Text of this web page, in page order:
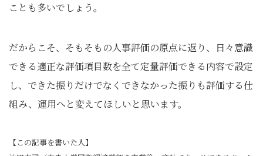
ことも多いでしょう。
だからこそ、そもそもの人事評価の原点に返り、日々意識
できる適正な評価項目数を全て定量評価できる内容で設定
し、できた振りだけでなくできなかった振りも評価する仕
組み、運用へと変えてほしいと思います。
【この記事を書いた人】